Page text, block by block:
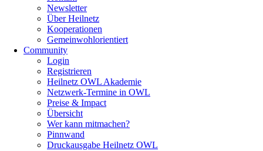
Newsletter
Über Heilnetz
Kooperationen
Gemeinwohlorientiert
Community
Login
Registrieren
Heilnetz OWL Akademie
Netzwerk-Termine in OWL
Preise & Impact
Übersicht
Wer kann mitmachen?
Pinnwand
Druckausgabe Heilnetz OWL